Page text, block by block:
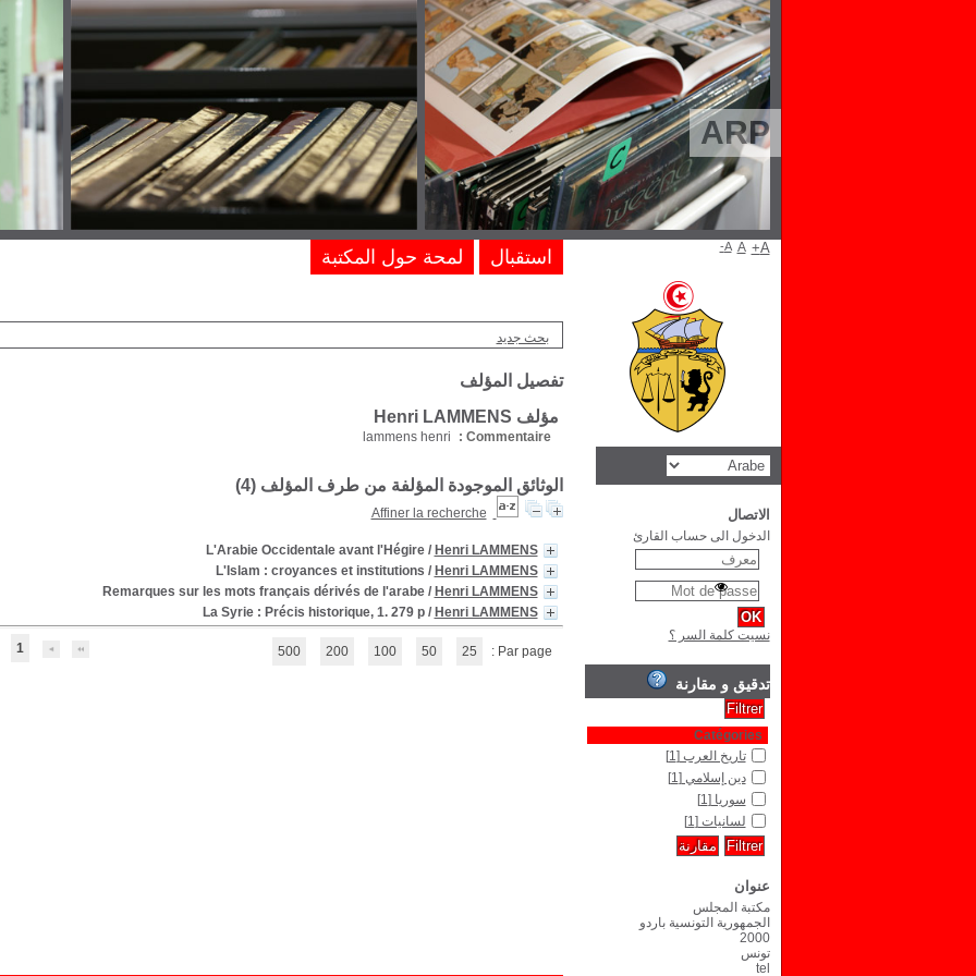
ARP
بحث جديد
تفصيل المؤلف
مؤلف Henri LAMMENS
Commentaire :
lammens henri
الوثائق الموجودة المؤلفة من طرف المؤلف (4
)
Affiner la recherche
L'Arabie Occidentale avant l'Hégire/ Henri LAMMENS
L'Islam : croyances et institutions / Henri LAMMENS
Remarques sur les mots français dérivés de l'arabe/ Henri LAMMENS
La Syrie : Précis historique, 1. 279 p/ Henri LAMMENS
1 Par page :
25
50
100
200
500
استقبال لمحة حول المكتبة A- A A+
الاتصال
الدخول الى حساب القارئ
نسيت كلمة السر ؟
تدقيق و مقارنة
Catégories
تاريخ العرب [1]
دين إسلامي [1]
سوريا [1]
لسانيات [1]
عنوان
مكتبة المجلس
الجمهورية التونسية باردو
2000
تونس
tel